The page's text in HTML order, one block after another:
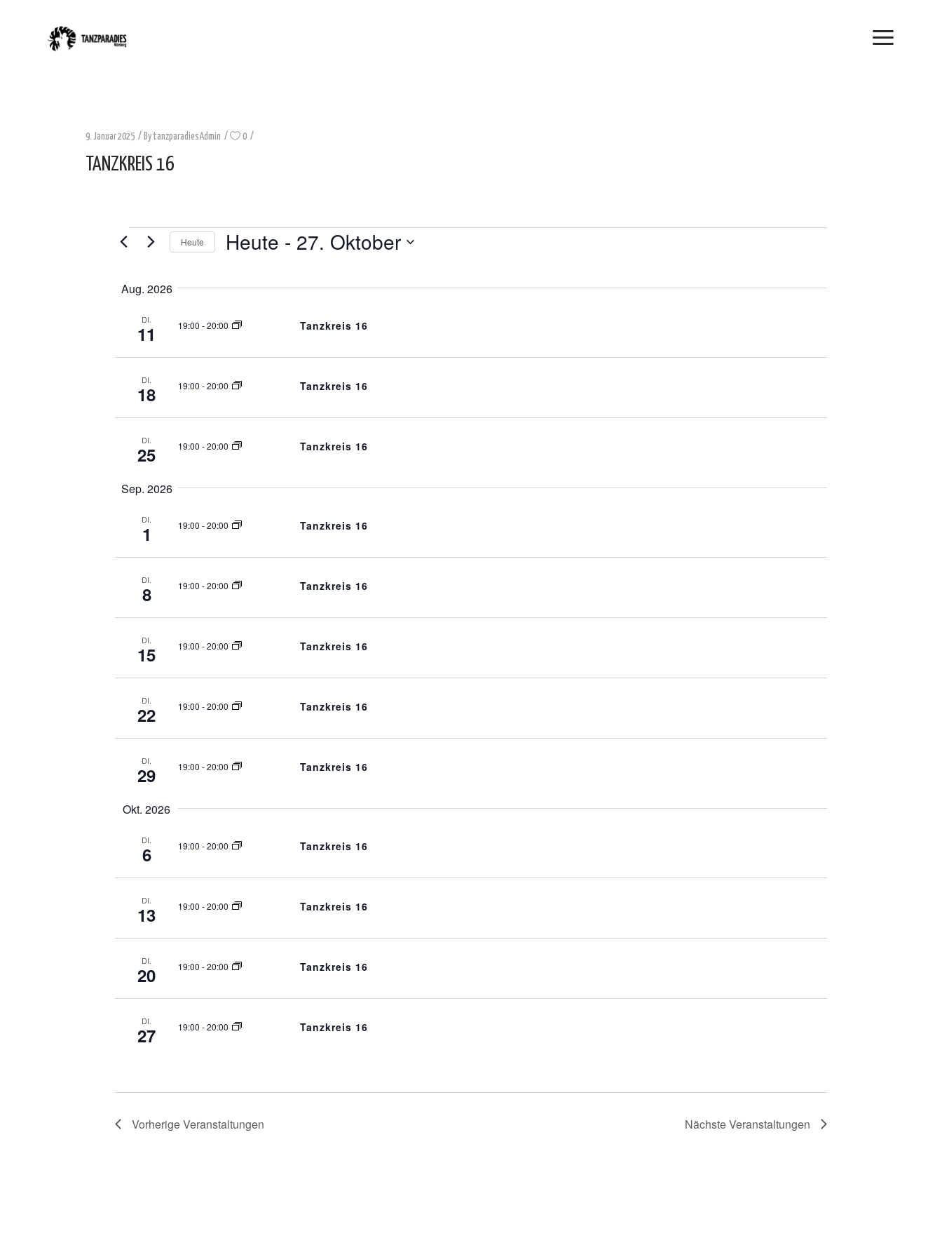
9. Januar 2025 By tanzparadiesAdmin 0
TANZKREIS 16
VERANSTALTUNGEN
Heute Heute - 27. Oktober
Aug. 2026
DI.
11 19:00 -20:00 Tanzkreis 16
DI.
18 19:00 -20:00 Tanzkreis 16
DI.
25 19:00 -20:00 Tanzkreis 16
Sep. 2026
DI.
1 19:00 -20:00 Tanzkreis 16
DI.
8 19:00 -20:00 Tanzkreis 16
DI.
15 19:00 -20:00 Tanzkreis 16
DI.
22 19:00 -20:00 Tanzkreis 16
DI.
29 19:00 -20:00 Tanzkreis 16
Okt. 2026
DI.
6 19:00 -20:00 Tanzkreis 16
DI.
13 19:00 -20:00 Tanzkreis 16
DI.
20 19:00 -20:00 Tanzkreis 16
DI.
27 19:00 -20:00 Tanzkreis 16
VorherigeVeranstaltungen NächsteVeranstaltungen